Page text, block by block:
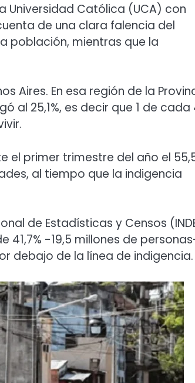
Universidad Católica (UCA) con
de una clara falencia del
población, mientras que la
Aires. En esa región de la
al 25,1%, es decir que 1 de cada
el primer trimestre del año el
al tiempo que la indigencia
de Estadísticas y Censos
41,7% -19,5 millones de
debajo de la línea de indigencia.